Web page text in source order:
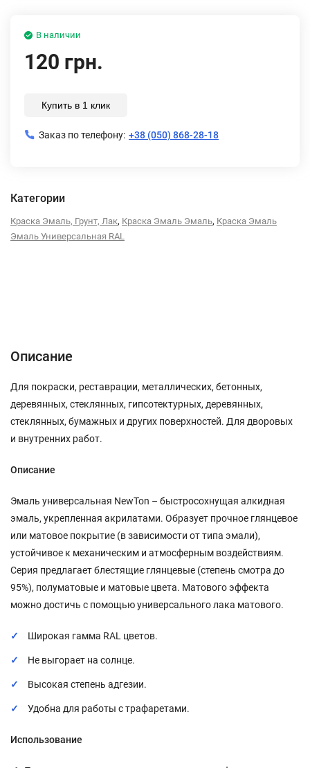
В наличии
120 грн.
Купить в 1 клик
Заказ по телефону: +38 (050) 868-28-18
Категории
Краска Эмаль, Грунт, Лак, Краска Эмаль Эмаль, Краска Эмаль
Эмаль Универсальная RAL
Описание
Для покраски, реставрации, металлических, бетонных,
деревянных, стеклянных, гипсотектурных, деревянных,
стеклянных, бумажных и других поверхностей. Для дворовых
и внутренних работ.
Описание
Эмаль универсальная NewTon – быстросохнущая алкидная
эмаль, укрепленная акрилатами. Образует прочное глянцевое
или матовое покрытие (в зависимости от типа эмали),
устойчивое к механическим и атмосферным воздействиям.
Серия предлагает блестящие глянцевые (степень смотра до
95%), полуматовые и матовые цвета. Матового эффекта
можно достичь с помощью универсального лака матового.
Широкая гамма RAL цветов.
Не выгорает на солнце.
Высокая степень адгезии.
Удобна для работы с трафаретами.
Использование